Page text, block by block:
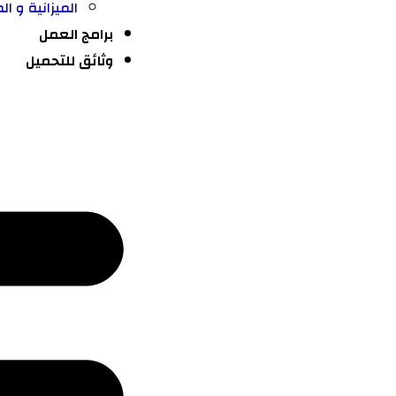
⁠الميزانية و
برامج العمل
وثائق للتحميل